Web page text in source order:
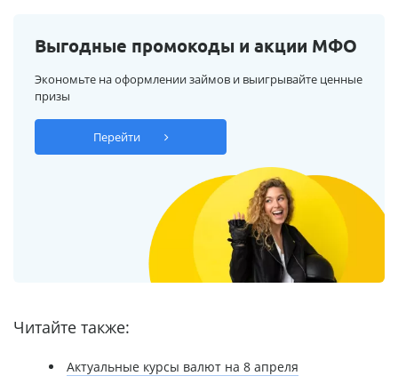
Выгодные промокоды и акции МФО
Экономьте на оформлении займов и выигрывайте ценные
призы
Перейти
Читайте также:
Актуальные курсы валют на 8 апреля